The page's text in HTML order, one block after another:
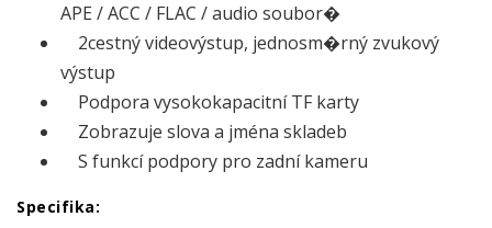
APE / ACC / FLAC / audio soubor�
2cestný videovýstup, jednosm�rný zvukový
výstup
Podpora vysokokapacitní TF karty
Zobrazuje slova a jména skladeb
S funkcí podpory pro zadní kameru
Specifika: